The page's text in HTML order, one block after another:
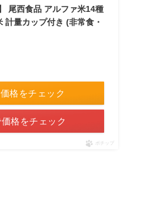
尾西食品 アルファ米14種
計量カップ付き (非常食・
格をチェック
格をチェック
ポチップ